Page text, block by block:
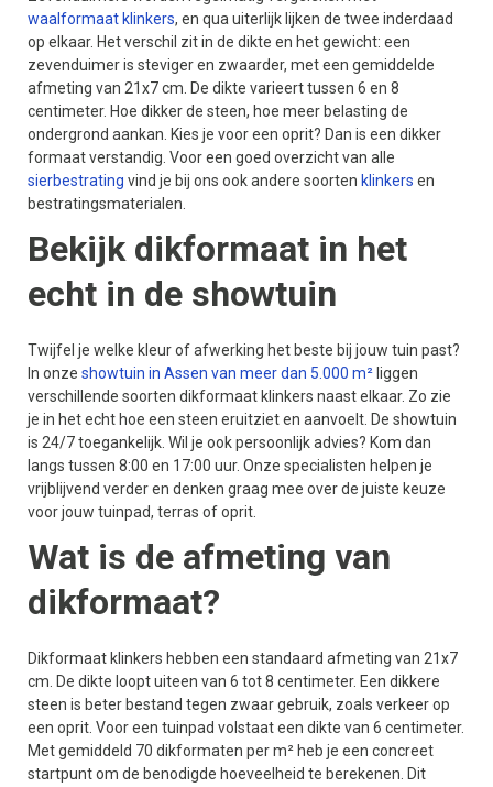
waalformaat klinkers, en qua uiterlijk lijken de twee inderdaad
op elkaar. Het verschil zit in de dikte en het gewicht: een
zevenduimer is steviger en zwaarder, met een gemiddelde
afmeting van 21x7 cm. De dikte varieert tussen 6 en 8
centimeter. Hoe dikker de steen, hoe meer belasting de
ondergrond aankan. Kies je voor een oprit? Dan is een dikker
formaat verstandig. Voor een goed overzicht van alle
sierbestrating vind je bij ons ook andere soorten klinkers en
bestratingsmaterialen.
Bekijk dikformaat in het
echt in de showtuin
Twijfel je welke kleur of afwerking het beste bij jouw tuin past?
In onze showtuin in Assen van meer dan 5.000 m² liggen
verschillende soorten dikformaat klinkers naast elkaar. Zo zie
je in het echt hoe een steen eruitziet en aanvoelt. De showtuin
is 24/7 toegankelijk. Wil je ook persoonlijk advies? Kom dan
langs tussen 8:00 en 17:00 uur. Onze specialisten helpen je
vrijblijvend verder en denken graag mee over de juiste keuze
voor jouw tuinpad, terras of oprit.
Wat is de afmeting van
dikformaat?
Dikformaat klinkers hebben een standaard afmeting van 21x7
cm. De dikte loopt uiteen van 6 tot 8 centimeter. Een dikkere
steen is beter bestand tegen zwaar gebruik, zoals verkeer op
een oprit. Voor een tuinpad volstaat een dikte van 6 centimeter.
Met gemiddeld 70 dikformaten per m² heb je een concreet
startpunt om de benodigde hoeveelheid te berekenen. Dit